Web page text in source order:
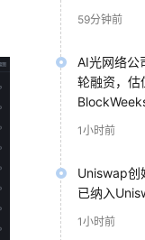
59分钟前
AI光网络公
轮融资，估
1小时前
Uniswap创
已纳入
1小时前